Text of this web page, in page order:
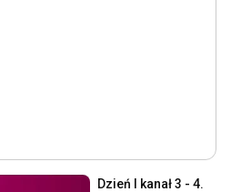
Dzień I kanał 3 - 4.